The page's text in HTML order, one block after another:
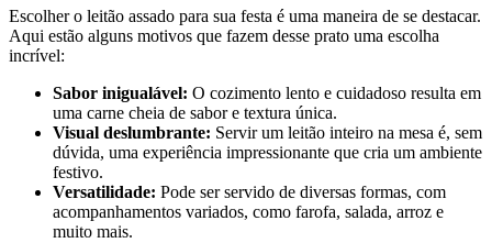
Escolher o leitão assado para sua festa é uma maneira de se destacar.
Aqui estão alguns motivos que fazem desse prato uma escolha
incrível:
Sabor inigualável: O cozimento lento e cuidadoso resulta em
uma carne cheia de sabor e textura única.
Visual deslumbrante: Servir um leitão inteiro na mesa é, sem
dúvida, uma experiência impressionante que cria um ambiente
festivo.
Versatilidade: Pode ser servido de diversas formas, com
acompanhamentos variados, como farofa, salada, arroz e
muito mais.